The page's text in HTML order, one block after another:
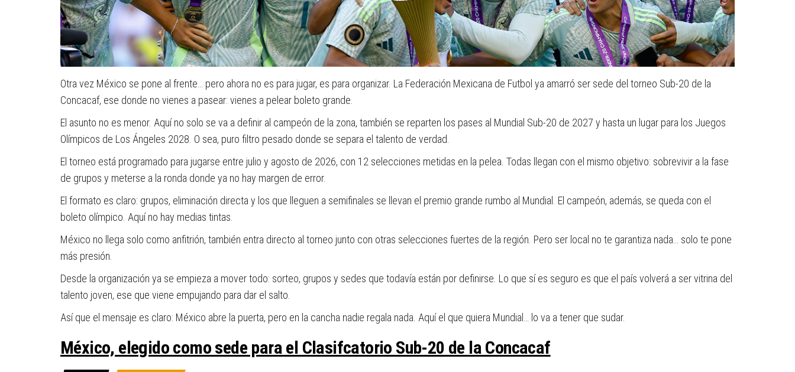
Otra vez México se pone al frente… pero ahora no es para jugar, es para organizar. La Federación Mexicana de Futbol ya amarró ser sede del torneo Sub-20 de la
Concacaf, ese donde no vienes a pasear: vienes a pelear boleto grande.
El asunto no es menor. Aquí no solo se va a definir al campeón de la zona, también se reparten los pases al Mundial Sub-20 de 2027 y hasta un lugar para los Juegos
Olímpicos de Los Ángeles 2028. O sea, puro filtro pesado donde se separa el talento de verdad.
El torneo está programado para jugarse entre julio y agosto de 2026, con 12 selecciones metidas en la pelea. Todas llegan con el mismo objetivo: sobrevivir a la fase
de grupos y meterse a la ronda donde ya no hay margen de error.
El formato es claro: grupos, eliminación directa y los que lleguen a semifinales se llevan el premio grande rumbo al Mundial. El campeón, además, se queda con el
boleto olímpico. Aquí no hay medias tintas.
México no llega solo como anfitrión, también entra directo al torneo junto con otras selecciones fuertes de la región. Pero ser local no te garantiza nada… solo te pone
más presión.
Desde la organización ya se empieza a mover todo: sorteo, grupos y sedes que todavía están por definirse. Lo que sí es seguro es que el país volverá a ser vitrina del
talento joven, ese que viene empujando para dar el salto.
Así que el mensaje es claro: México abre la puerta, pero en la cancha nadie regala nada. Aquí el que quiera Mundial… lo va a tener que sudar.
México, elegido como sede para el Clasifcatorio Sub-20 de la Concacaf